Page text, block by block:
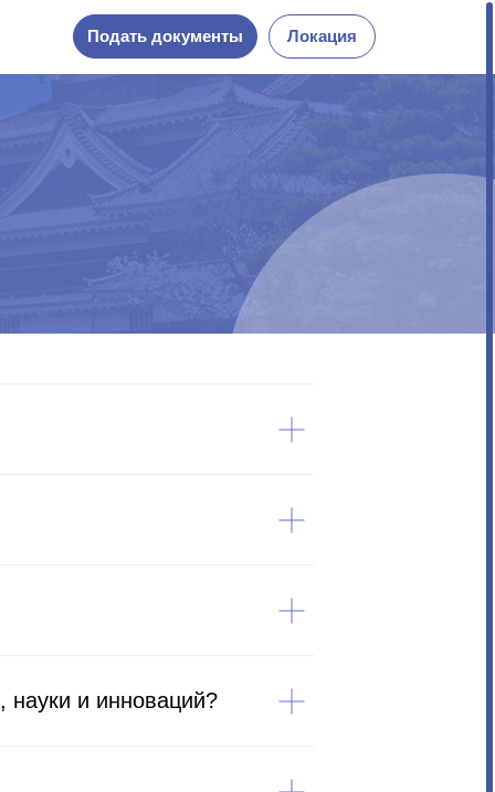
Локация
документы
и инноваций?